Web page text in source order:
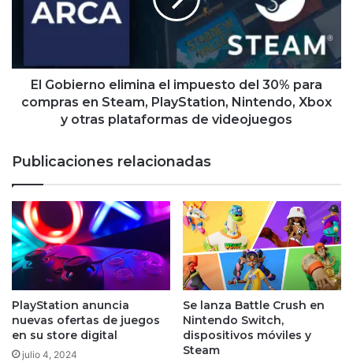
compras
Steam,
PlayStation,
y
otras
plataformas
de
videojuegos
El Gobierno elimina el impuesto del 30% para
compras en Steam, PlayStation, Nintendo, Xbox
y otras plataformas de videojuegos
Publicaciones relacionadas
PlayStation anuncia
nuevas ofertas de juegos
en su store digital
julio 4, 2024
Se lanza Battle Crush en
Nintendo Switch,
dispositivos móviles y
Steam